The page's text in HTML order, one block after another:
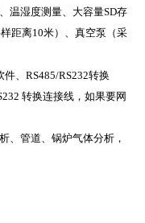
温湿度测量、大容量SD存
距离10米）、真空泵（采
、 RS485/RS232转换
转换连接线，如果要网
、管道、锅炉气体分析，